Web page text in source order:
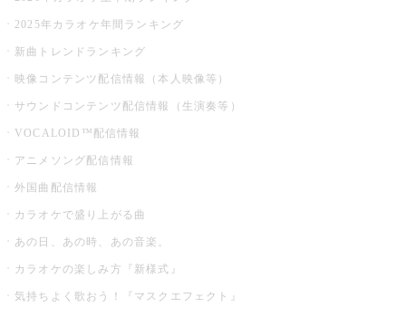
2025年カラオケ年間ランキング
新曲トレンドランキング
映像コンテンツ配信情報（本人映像等）
サウンドコンテンツ配信情報（生演奏等）
VOCALOID™配信情報
アニメソング配信情報
外国曲配信情報
カラオケで盛り上がる曲
あの日、あの時、あの音楽。
カラオケの楽しみ方『新様式』
気持ちよく歌おう！『マスクエフェクト』